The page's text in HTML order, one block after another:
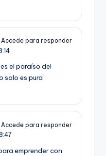
Accede para responder
el paraíso del
solo es pura
Accede para responder
emprender con